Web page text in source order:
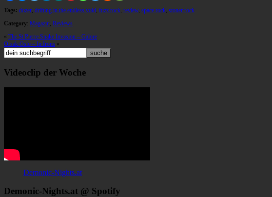
Tags: dozer, drifting in the endless void, fuzz rock, review, space rock, stoner rock
Category: Magazin, Reviews
« The St Pierre Snake Invasion – Galore
Orsak:Oslo – In Irons »
Videoclip der Woche
Demonic-Nights.at
Demonic-Nights.at @ Spotify